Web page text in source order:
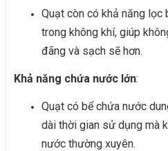
Quạt còn có khả năng lọc
trong không khí, giúp
đãng và sạch sẽ hơn.
Khả năng chứa nước lớn:
Quạt có bể chứa nước
dài thời gian sử dụng mà
nước thường xuyên.